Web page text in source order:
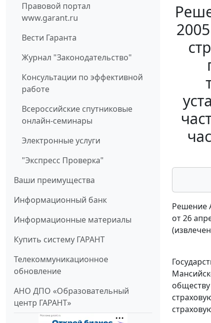
Правовой портал
www.garant.ru
Вести Гаранта
Журнал "Законодательство"
Консультации по эффективной
работе
Всероссийские спутниковые
онлайн-семинары
Электронные услуги
"Экспресс Проверка"
Ваши преимущества
Информационный банк
Информационные материалы
Купить систему ГАРАНТ
Телекоммуникационное
обновление
АНО ДПО «Образовательный
центр ГАРАНТ»
Решение
от 26